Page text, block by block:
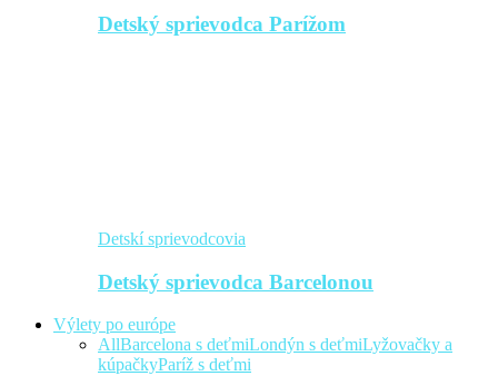
Detský sprievodca Parížom
Detskí sprievodcovia
Detský sprievodca Barcelonou
Výlety po európe
AllBarcelona s deťmiLondýn s deťmiLyžovačky a
kúpačkyParíž s deťmi